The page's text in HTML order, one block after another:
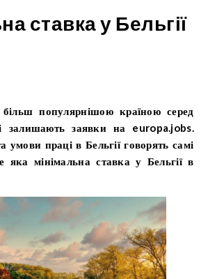
ставка у Бельгії
більш популярнішою країною серед
залишають заявки на europa.jobs.
умови праці в Бельгії говорять самі
яка мінімальна ставка у Бельгії в